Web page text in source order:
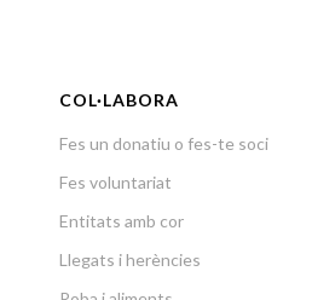
COL·LABORA
Fes un donatiu o fes-te soci
Fes voluntariat
Entitats amb cor
Llegats i herències